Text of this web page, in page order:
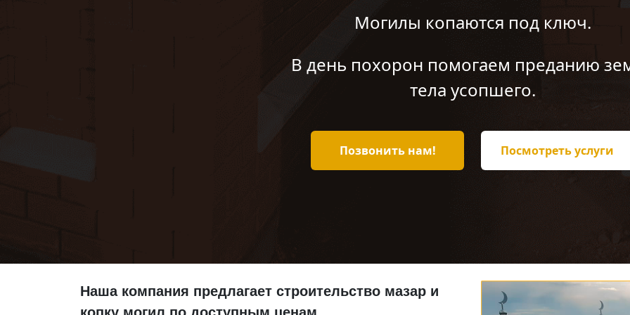
Могилы копаются под ключ.
В день похорон помогаем преданию
тела усопшего.
Позвонить нам! Посмотреть услуги
Наша компания предлагает строительство мазар и